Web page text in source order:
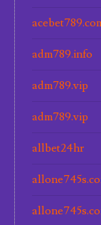
adm789.info
adm789.vip
adm789.vip
allbet24hr